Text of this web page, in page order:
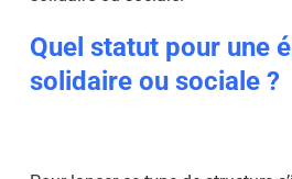
Quel statut pour une
solidaire ou sociale ?